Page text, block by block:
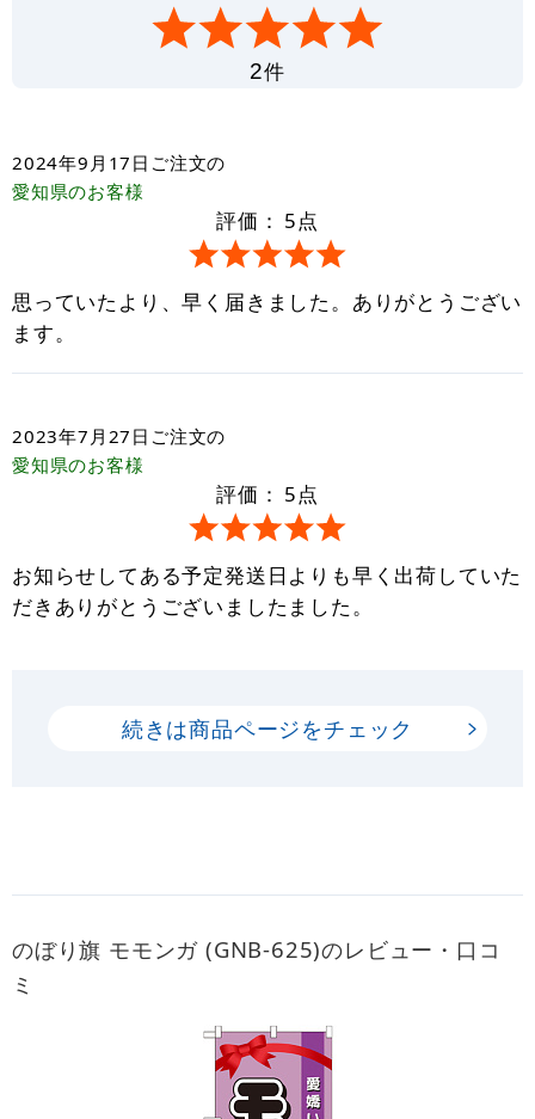
2件
2024年9月17日 ご注文の
愛知県のお客様
評価： 5点
思っていたより、早く届きました。ありがとうござい
ます。
2023年7月27日 ご注文の
愛知県のお客様
評価： 5点
お知らせしてある予定発送日よりも早く出荷していた
だきありがとうございましたました。
続きは商品ページをチェック
のぼり旗 モモンガ (GNB-625)のレビュー・口コ
ミ